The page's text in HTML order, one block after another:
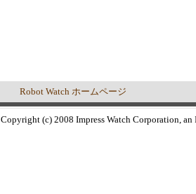
Robot Watch ホームページ
Copyright (c) 2008 Impress Watch Corporation,